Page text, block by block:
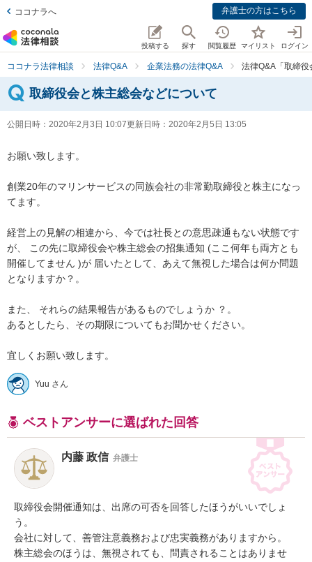
ココナラへ 弁護士の方はこちら
投稿する 探す 閲覧履歴 マイリスト ログイン
ココナラ法律相談 法律Q&A 企業法務の法律Q&A 法律Q&A「取締
取締役会と株主総会などについて
公開日時： 2020年2月3日 10:07更新日時： 2020年2月5日 13:05
お願い致します。
創業20年のマリンサービスの同族会社の非常勤取締役と株主になっ
てます。
経営上の見解の相違から、今では社長との意思疎通もない状態です
が、 この先に取締役会や株主総会の招集通知 (ここ何年も両方とも
開催してません )が 届いたとして、あえて無視した場合は何か問題
となりますか？。
また、 それらの結果報告があるものでしょうか ？。
あるとしたら、その期限についてもお聞かせください。
Yuu さん
ベストアンサーに選ばれた回答
内藤 政信 弁護士
取締役会開催通知は、出席の可否を回答したほうがいいでしょ
う。
会社に対して、善管注意義務および忠実義務がありますから。
株主総会のほうは、無視されても、問責されることはありませ